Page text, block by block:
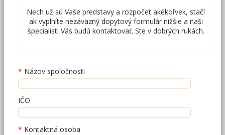
Nech už sú Vaše predstavy a rozpočet akékoľvek, stačí
ak vyplníte nezáväzný dopytový formulár nižšie a naši
špecialisti Vás budú kontaktovať. Ste v dobrých rukách.
Názov spoločnosti
IČO
Kontaktná osoba